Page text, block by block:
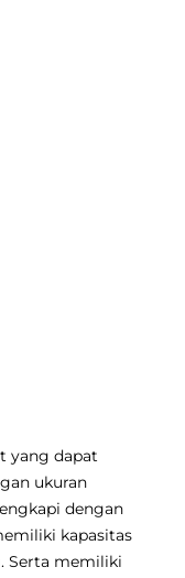
yang dapat
ukuran
dengan
kapasitas
Serta memiliki